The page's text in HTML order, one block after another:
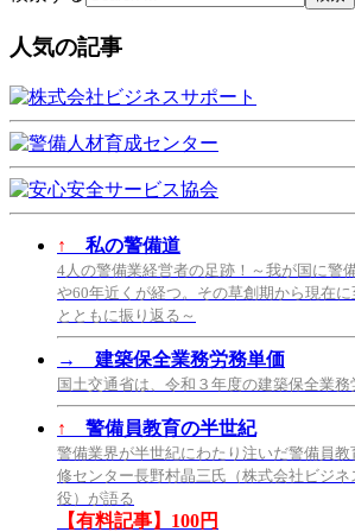
人気の記事
↑ 私の警備道
4人の警備業経営者の足跡！～我が国に警
や60年近くが経つ。その草創期から現在
とともに振り返る～
→ 建築保全業務労務単価
国土交通省は、令和３年度の建築保全業務
↑ 警備員教育の半世紀
警備業界が半世紀にわたり注いだ警備員
修センター長野村晶三氏（株式会社ビジ
役）が語る
【有料記事】100円